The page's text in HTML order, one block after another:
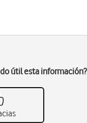
útil esta información?